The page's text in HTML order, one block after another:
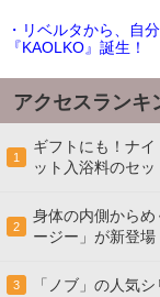
・リベルタから、自
『KAOLKO』誕生！
アクセスランキ
1
ギフトにも！ナ
ット入浴料のセッ
2
身体の内側から
ージー」が新登場
3 「ノブ」の人気